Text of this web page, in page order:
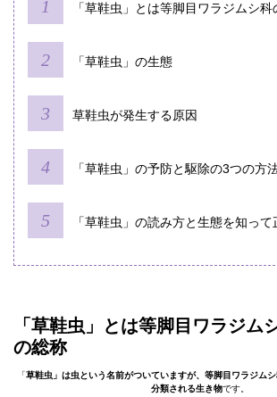
「草鞋虫」とは等脚目ワラジムシ
「草鞋虫」の生態
草鞋虫が発生する原因
「草鞋虫」の予防と駆除の3つの方
「草鞋虫」の読み方と生態を知っ
「草鞋虫」とは等脚目ワラジム
の総称
「草鞋虫」は虫という名前がついていますが、等脚目ワラジム
分類される生き物です。